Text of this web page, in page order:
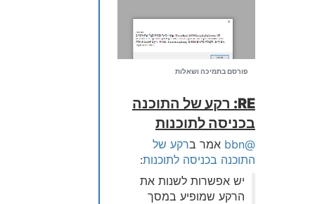
אשמח אם תוכלו לעזור לי
@admin
תודה רבה
פורסם בתמיכה ושאלות
RE: רקע של התוכנה
בכניסה לתוכנות
@bbn אמר ברקע של
התוכנה בכניסה לתוכנות:
יש אפשרות לשנות את
הרקע שמופיע במסך